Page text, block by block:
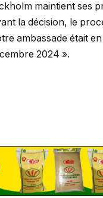
maintient ses
la décision, le
ambassade était
2024 ».